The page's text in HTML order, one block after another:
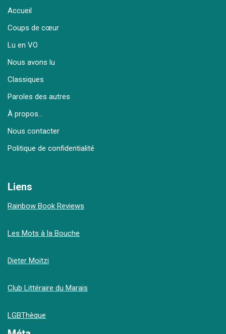
Accueil
Coups de cœur
Lu en VO
Nous avons lu
Classiques
Paroles des autres
À propos…
Nous contacter
Politique de confidentialité
Liens
Rainbow Book Reviews
Les Mots à la Bouche
Dieter Moitzi
Club Littéraire du Marais
LGBThèque